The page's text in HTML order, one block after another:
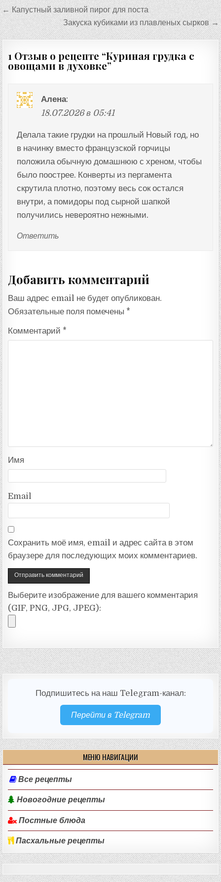
Навигация
по
записям
← Капустный заливной пирог для поста
Закуска кубиками из плавленых сырков →
1 Отзыв о рецепте “Куриная грудка с
овощами в духовке”
Алена:
18.07.2026 в 05:41
Делала такие грудки на прошлый Новый год, но
в начинку вместо французской горчицы
положила обычную домашнюю с хреном, чтобы
было поострее. Конверты из пергамента
скрутила плотно, поэтому весь сок остался
внутри, а помидоры под сырной шапкой
получились невероятно нежными.
Ответить
Добавить комментарий
Ваш адрес email не будет опубликован.
Обязательные поля помечены *
Комментарий *
Имя
Email
Сохранить моё имя, email и адрес сайта в этом
браузере для последующих моих комментариев.
Выберите изображение для вашего комментария
(GIF, PNG, JPG, JPEG):
Подпишитесь на наш Telegram-канал:
Перейти в Telegram
МЕНЮ НАВИГАЦИИ
Все рецепты
Новогодние рецепты
Постные блюда
Пасхальные рецепты